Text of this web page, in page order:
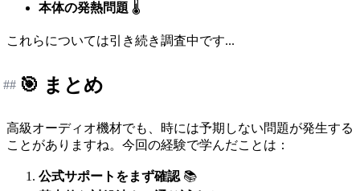
本体の発熱問題 🌡️
これらについては引き続き調査中です...
🎯 まとめ
##
高級オーディオ機材でも、時には予期しない問題が発生する
ことがありますね。今回の経験で学んだことは：
公式サポートをまず確認 📚